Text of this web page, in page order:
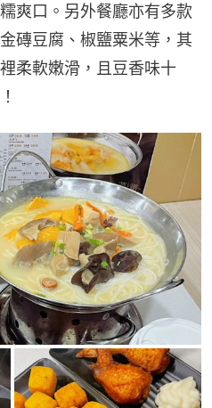
爽口。另外餐廳亦有多款
磚豆腐、椒鹽粟米等，其
柔軟嫩滑，且豆香味十